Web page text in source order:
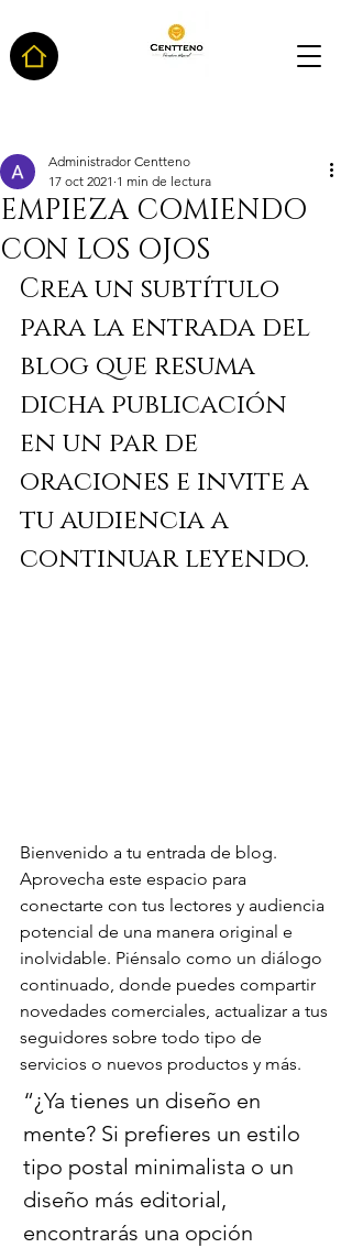
EMPIEZA COMIENDO
CON LOS OJOS
Administrador Centteno
17 oct 2021 1 min de lectura
Crea un subtítulo
para la entrada del
blog que resuma
dicha publicación
en un par de
oraciones e invite a
tu audiencia a
continuar leyendo.
Bienvenido a tu entrada de blog.
Aprovecha este espacio para
conectarte con tus lectores y audiencia
potencial de una manera original e
inolvidable. Piénsalo como un diálogo
continuado, donde puedes compartir
novedades comerciales, actualizar a tus
seguidores sobre todo tipo de
servicios o nuevos productos y más.
“¿Ya tienes un diseño en
mente? Si prefieres un estilo
tipo postal minimalista o un
diseño más editorial,
encontrarás una opción